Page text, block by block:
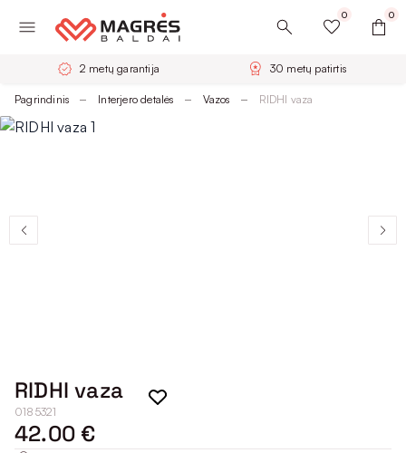
0 0
2 metų garantija 30 metų patirtis
Pagrindinis Interjero detalės Vazos RIDHI vaza
RIDHI vaza
0185321
42.00 €